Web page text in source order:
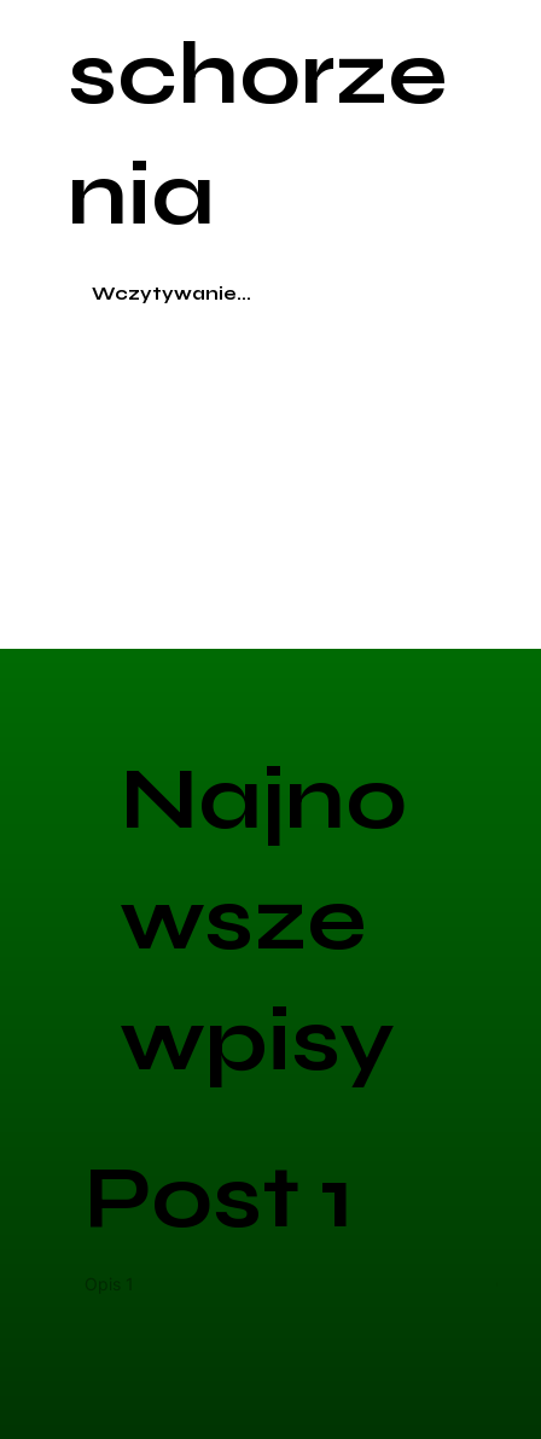
schorze
nia
Wczytywanie...
Najno
wsze
wpisy
Post 1
Opis 1